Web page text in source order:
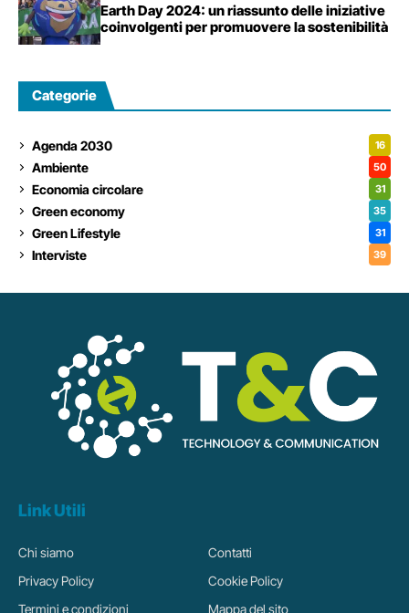
Earth Day 2024: un riassunto delle iniziative
coinvolgenti per promuovere la sostenibilità
Categorie
Agenda 2030 16
Ambiente 50
Economia circolare 31
Green economy 35
Green Lifestyle 31
Interviste 39
Link Utili
Chi siamo
Contatti
Privacy Policy
Cookie Policy
Termini e condizioni
Mappa del sito